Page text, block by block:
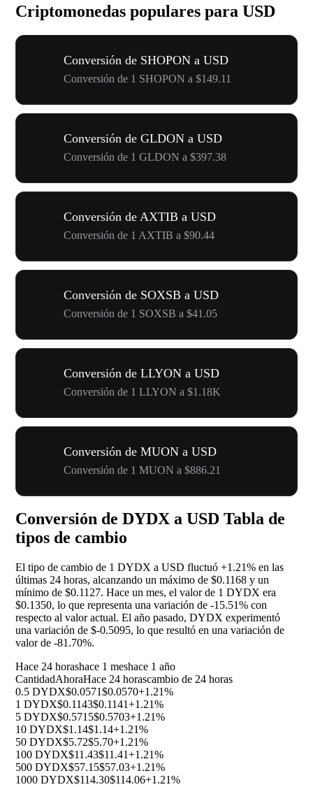
Criptomonedas populares para USD
Conversión de SHOPON a USD
Conversión de 1 SHOPON a $149.11
Conversión de GLDON a USD
Conversión de 1 GLDON a $397.38
Conversión de AXTIB a USD
Conversión de 1 AXTIB a $90.44
Conversión de SOXSB a USD
Conversión de 1 SOXSB a $41.05
Conversión de LLYON a USD
Conversión de 1 LLYON a $1.18K
Conversión de MUON a USD
Conversión de 1 MUON a $886.21
Conversión de DYDX a USD Tabla de
tipos de cambio
El tipo de cambio de 1 DYDX a USD fluctuó +1.21% en las
últimas 24 horas, alcanzando un máximo de $0.1168 y un
mínimo de $0.1127. Hace un mes, el valor de 1 DYDX era
$0.1350, lo que representa una variación de -15.51% con
respecto al valor actual. El año pasado, DYDX experimentó
una variación de $-0.5095, lo que resultó en una variación de
valor de -81.70%.
Hace 24 horashace 1 meshace 1 año
CantidadAhoraHace 24 horascambio de 24 horas
0.5 DYDX$0.0571$0.0570+1.21%
1 DYDX$0.1143$0.1141+1.21%
5 DYDX$0.5715$0.5703+1.21%
10 DYDX$1.14$1.14+1.21%
50 DYDX$5.72$5.70+1.21%
100 DYDX$11.43$11.41+1.21%
500 DYDX$57.15$57.03+1.21%
1000 DYDX$114.30$114.06+1.21%